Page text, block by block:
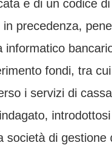
e di un codice
precedenza,
informatico
fondi, tra
i servizi di
società di gestione